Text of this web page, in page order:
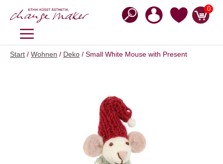
Inhalt
0
MENÜ
Start / Wohnen / Deko / Small White Mouse with Present